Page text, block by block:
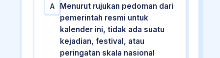
A
Menurut rujukan pedoman dari
pemerintah resmi untuk
kalender ini, tidak ada suatu
kejadian, festival, atau
peringatan skala nasional